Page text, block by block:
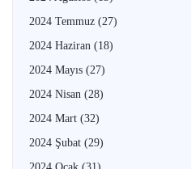
2024 Temmuz (27)
2024 Haziran (18)
2024 Mayıs (27)
2024 Nisan (28)
2024 Mart (32)
2024 Şubat (29)